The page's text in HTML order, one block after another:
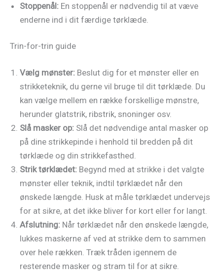
Stoppenål: En stoppenål er nødvendig til at væve
enderne ind i dit færdige tørklæde.
Trin-for-trin guide
Vælg mønster: Beslut dig for et mønster eller en
strikketeknik, du gerne vil bruge til dit tørklæde. Du
kan vælge mellem en række forskellige mønstre,
herunder glatstrik, ribstrik, snoninger osv.
Slå masker op: Slå det nødvendige antal masker op
på dine strikkepinde i henhold til bredden på dit
tørklæde og din strikkefasthed.
Strik tørklædet: Begynd med at strikke i det valgte
mønster eller teknik, indtil tørklædet når den
ønskede længde. Husk at måle tørklædet undervejs
for at sikre, at det ikke bliver for kort eller for langt.
Afslutning: Når tørklædet når den ønskede længde,
lukkes maskerne af ved at strikke dem to sammen
over hele rækken. Træk tråden igennem de
resterende masker og stram til for at sikre.